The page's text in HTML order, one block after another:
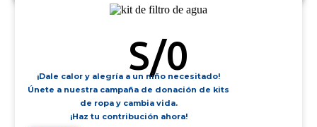
S/0
¡Dale calor y alegría a un niño necesitado!
Únete a nuestra campaña de donación de kits
de ropa y cambia vida.
¡Haz tu contribución ahora!